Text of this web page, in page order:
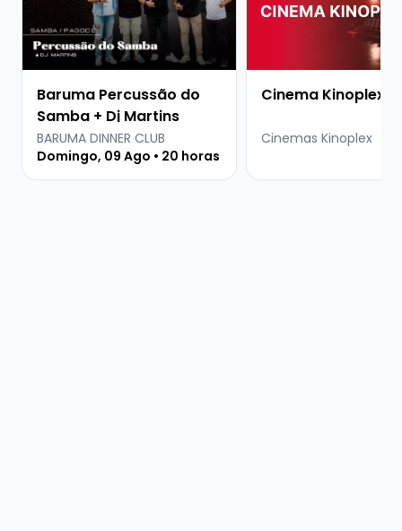
Baruma Percussão do
Samba + Dj Martins
BARUMA DINNER CLUB
Domingo, 09 Ago • 20 horas
Cinema Kinoplex
Cinemas Kinoplex